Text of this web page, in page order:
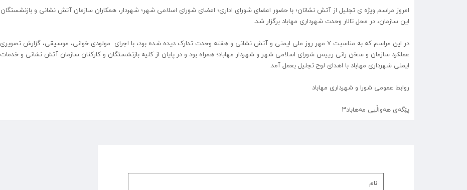
امروز مراسم ویژه ی تجلیل از آتش نشانان؛ با حضور اعضای شورای اداری؛ اعضای شورای اسلامی شهر؛ شهردار، همکاران سازمان آتش نشانی و بازنشستگان
این سازمان، در محل تالار وحدت شهرداری مهاباد برگزار شد.
در این مراسم که به مناسبت ۷ مهر روز ملی ایمنی و آتش نشانی و هفته وحدت تدارک دیده شده بود، با اجرای مولودی خوانی، موسیقی، گزارش تصویری
عملکرد سازمان و سخن رانی رییس شورای اسلامی شهر و شهردار مهاباد؛ همراه بود و در پایان از کلیه بازنشستگان و کارکنان سازمان آتش نشانی و خدمات
ایمنی شهرداری مهاباد با اهدای لوح تجلیل بعمل آمد.
روابط عمومی شورا و شهرداری مهاباد
پێگەی هەواڵیی مەهاباد۳